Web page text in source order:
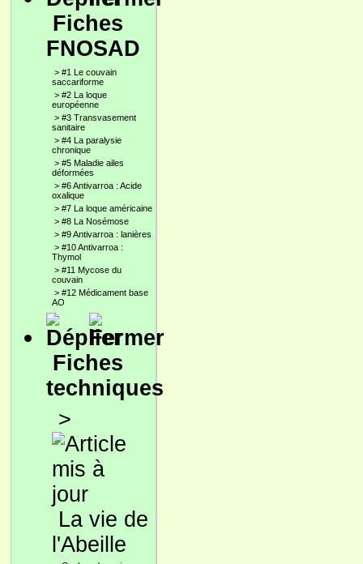
Fiches
FNOSAD
> #1 Le couvain
saccariforme
> #2 La loque
européenne
> #3 Transvasement
sanitaire
> #4 La paralysie
chronique
> #5 Maladie ailes
déformées
> #6 Antivarroa : Acide
oxalique
> #7 La loque américaine
> #8 La Nosémose
> #9 Antivarroa : lanières
> #10 Antivarroa :
Thymol
> #11 Mycose du
couvain
> #12 Médicament base
AO
Fiches
techniques
>
La vie de
l'Abeille